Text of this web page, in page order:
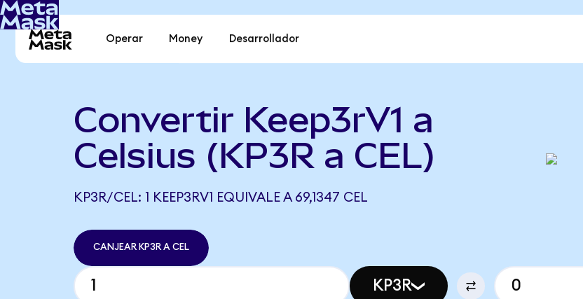
Operar Money Desarrollador
Convertir Keep3rV1 a
Celsius (KP3R a CEL)
KP3R/CEL: 1 KEEP3RV1 EQUIVALE A 69,1347 CEL
CANJEAR KP3R A CEL
KP3R